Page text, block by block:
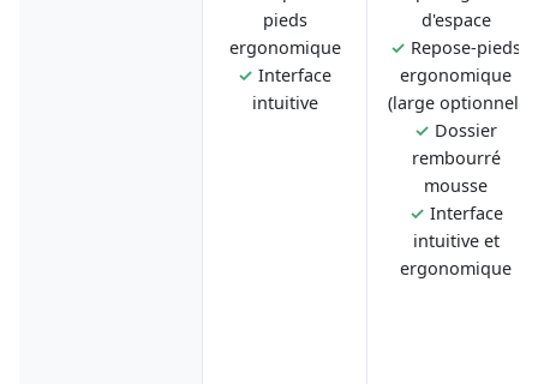
pieds
ergonomique
✓ Interface
intuitive
d'espace
✓ Repose-pieds
ergonomique
(large optionnel)
✓ Dossier
rembourré
mousse
✓ Interface
intuitive et
ergonomique